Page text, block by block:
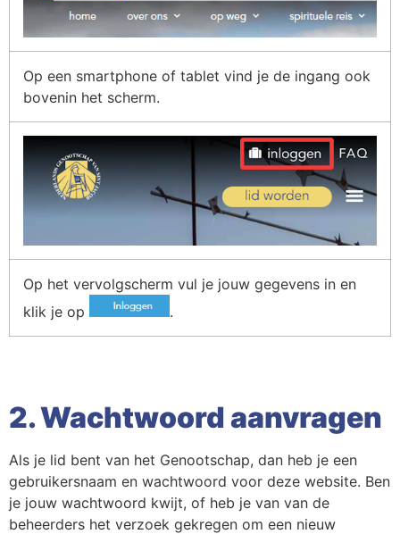
Op een smartphone of tablet vind je de ingang ook
bovenin het scherm.
Op het vervolgscherm vul je jouw gegevens in en
klik je op
.
2. Wachtwoord aanvragen
Als je lid bent van het Genootschap, dan heb je een
gebruikersnaam en wachtwoord voor deze website. Ben
je jouw wachtwoord kwijt, of heb je van van de
beheerders het verzoek gekregen om een nieuw